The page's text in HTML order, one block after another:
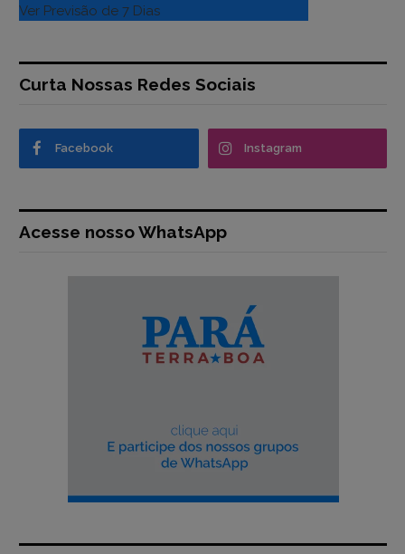
Ver Previsão de 7 Dias
Curta Nossas Redes Sociais
Facebook Instagram
Acesse nosso WhatsApp